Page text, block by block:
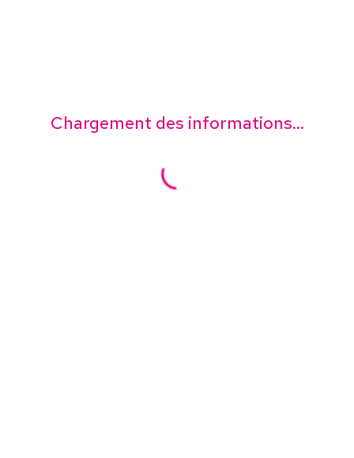
Chargement des informations...